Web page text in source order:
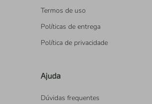
Termos de uso
Políticas de entrega
Política de privacidade
Ajuda
Dúvidas frequentes